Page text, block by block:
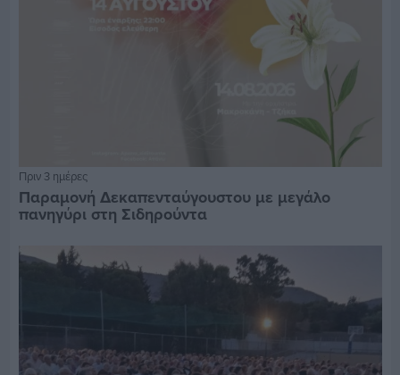
Πριν 3 ημέρες
Παραμονή Δεκαπενταύγουστου με μεγάλο
πανηγύρι στη Σιδηρούντα